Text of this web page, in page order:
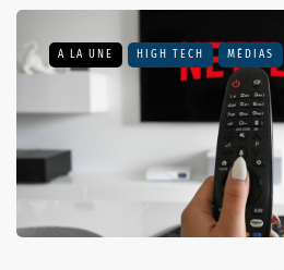
A LA UNE HIGH TECH MÉDIAS